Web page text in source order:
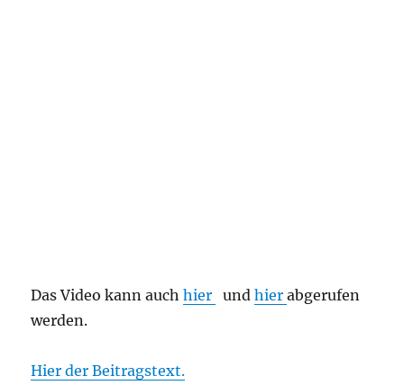
Das Video kann auchhier undhierabgerufen
werden.
Hier der Beitragstext.